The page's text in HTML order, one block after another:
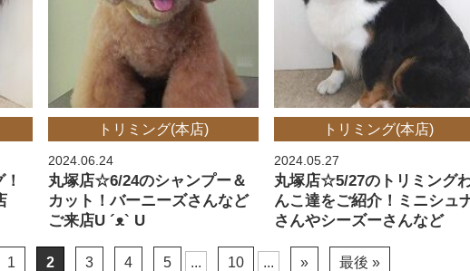
トリミング(本店)
2024.06.24
丸塚店☆6/24のシャンプー＆
カット！バーニーズさんなど
ご来店U ´ᴥ` U
トリミング(本店)
2024.05.27
丸塚店☆5/27のトリミング
んこ達をご紹介！ミニシュ
さんやシーズーさんなど
1 2 3 4 5 ... 10 ... » 最後 »